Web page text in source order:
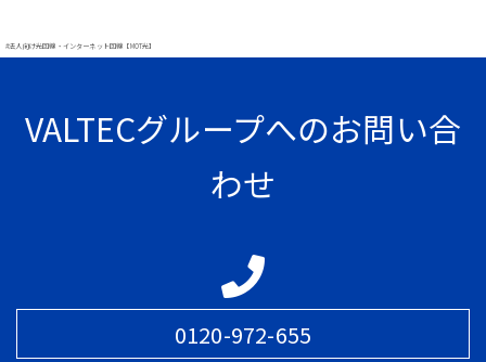
#法人向け光回線・インターネット回線【MOT光】
VALTECグループへのお問い合
わせ
0120-972-655